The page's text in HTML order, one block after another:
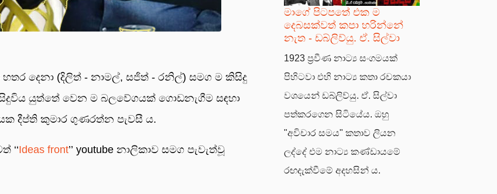
දෙනා (දිලිත් - නාමල්, සජිත් - රනිල්) සමග ම කිසිදු
යුත්තේ වෙන ම බලවේගයක් ගොඩනැගීම සඳහා
දීප්ති කුමාර ගුණරත්න පැවසී ය.
‘‘Ideas front’’ youtube නාලිකාව සමග පැවැත්වූ
මාගේ පිටපතේ එක ම
දෙබසක්වත් කපා හරින්නේ
නැත - ඩබ්ලිව්යු. ඒ. සිල්වා
1923 ප්‍රවීණ නාට්‍ය සංගමයක්
පිහිටවා එහි නාට්‍ය කතා රචකයා
වශයෙන් ඩබ්ලිව්යු. ඒ. සිල්වා
පත්කරගෙන සිටියේය. ඔහු
"අවිචාර සමය" කතාව ලියන
ලද්දේ එම නාට්‍ය කණ්ඩායමේ
රඟදැක්වීමේ අදහසින් ය.